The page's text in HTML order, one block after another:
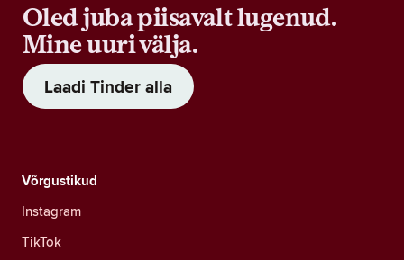
Oled juba piisavalt lugenud.
Mine uuri välja.
Laadi Tinder alla
Võrgustikud
Instagram
TikTok